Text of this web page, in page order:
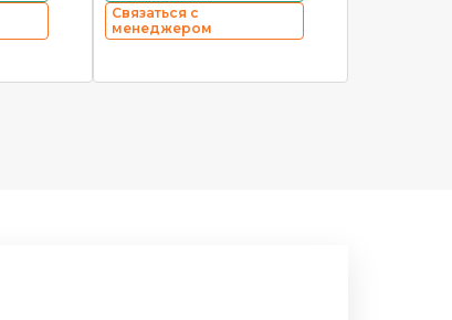
Связаться с
менеджером